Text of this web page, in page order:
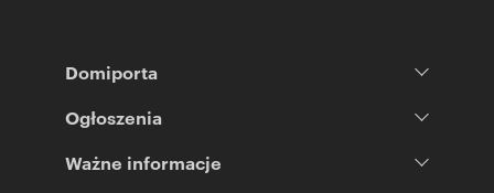
Domiporta
Ogłoszenia
Ważne informacje